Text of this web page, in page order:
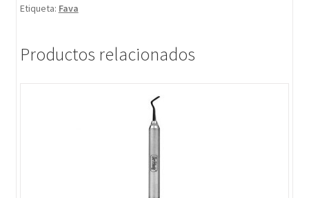
Etiqueta: Fava
Productos relacionados